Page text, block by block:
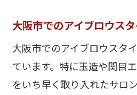
大阪市でのアイブロウス
大阪市でのアイブロウスタ
ています。特に玉造や関目
をいち早く取り入れたサロ